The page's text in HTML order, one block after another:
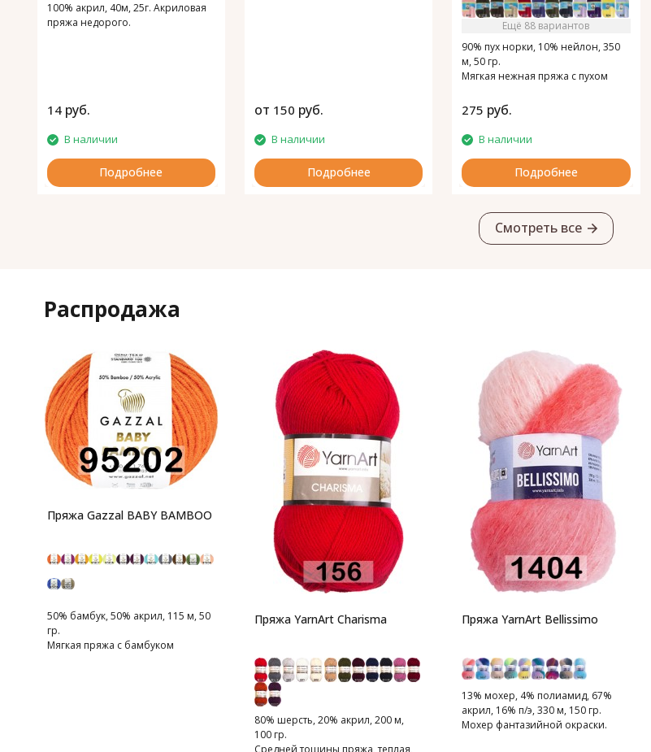
100% акрил, 40м, 25г. Акриловая
пряжа недорого.
14 руб.
В наличии
Подробнее
от 150 руб.
В наличии
Подробнее
Ещё 88 вариантов
90% пух норки, 10% нейлон, 350
м, 50 гр.
Мягкая нежная пряжа с пухом
275 руб.
В наличии
Подробнее
Смотреть все
Распродажа
Пряжа Gazzal BABY BAMBOO
50% бамбук, 50% акрил, 115 м, 50
гр.
Мягкая пряжа с бамбуком
Пряжа YarnArt Charisma
80% шерсть, 20% акрил, 200 м,
100 гр.
Средней тощины пряжа, теплая,
Пряжа YarnArt Bellissimo
13% мохер, 4% полиамид, 67%
акрил, 16% п/э, 330 м, 150 гр.
Мохер фантазийной окраски.